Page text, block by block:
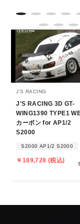
・決済後の
不可となり
違い無いよ
※商品写真
ジが若干異
商品名や説
発送について
・エアロパ
個人宅への
があること
また、小さ
・発送先に
J'S RACING
J'S RACING 3D GT-
WING1390 TYPE1
カーボン for AP1/2
S2000
S2000 AP1/2 S2000
￥189,728 (税込)